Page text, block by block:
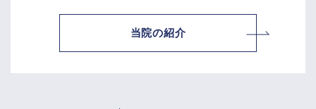
当院の紹介